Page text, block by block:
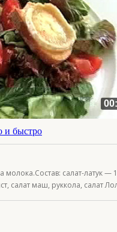
и быстро
молока.Состав: салат-
салат маш, руккола, салат